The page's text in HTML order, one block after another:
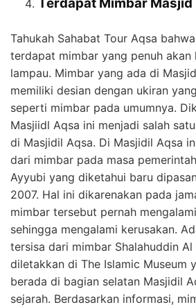
Tahukah Sahabat Tour Aqsa
terdapat mimbar yang penuh akan
lampau. Mimbar yang ada di
memiliki desian dengan ukiran
seperti mimbar pada umumnya.
Masjiidl Aqsa ini menjadi salah
di Masjidil Aqsa. Di Masjidil Aqsa
dari mimbar pada masa
Ayyubi yang diketahui baru
2007. Hal ini dikarenakan pada
mimbar tersebut pernah
sehingga mengalami kerusakan.
tersisa dari mimbar Shalahuddin
diletakkan di The Islamic Museum
berada di bagian selatan Masjidil
sejarah. Berdasarkan informasi,